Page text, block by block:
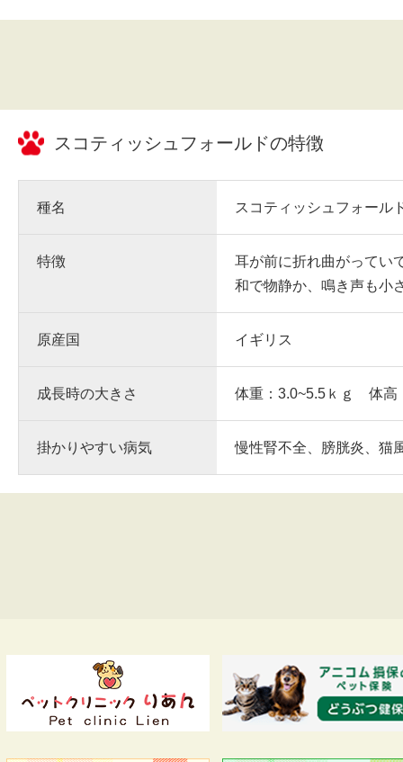
スコティッシュフォールドの特徴
種名 スコティッシュフォール
特徴
耳が前に折れ曲がってい
和で物静か、鳴き声も小
原産国 イギリス
成長時の大きさ 体重：3.0~5.5ｋｇ 体高
掛かりやすい病気 慢性腎不全、膀胱炎、猫